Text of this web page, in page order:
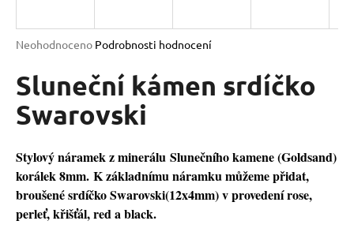
Průměrné
produktu
je
0,0
z
Neohodnoceno Podrobnosti hodnocení
Sluneční kámen srdíčko
Swarovski
Stylový náramek z minerálu Slunečního kamene (Goldsand)
korálek 8mm. K základnímu náramku můžeme přidat,
broušené srdíčko Swarovski(12x4mm) v provedení rose,
perleť, křišťál, red a black.
j
t
?
HLEDAT